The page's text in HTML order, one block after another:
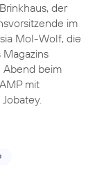
der
im
Mol-Wolf, die
Abend beim
mit